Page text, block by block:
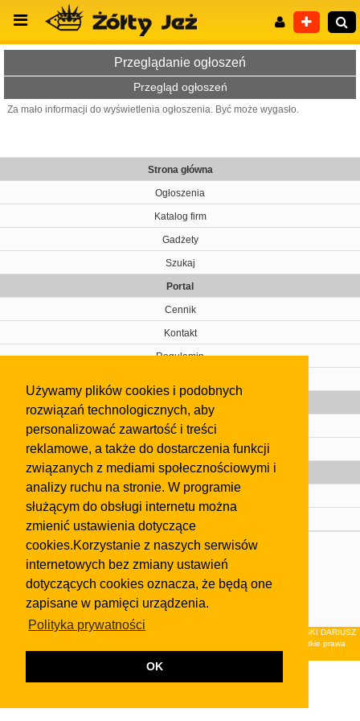
Używamy plików cookies i podobnych
rozwiązań technologicznych, aby
personalizować zawartość i treści
reklamowe, a także do dostarczenia funkcji
związanych z mediami społecznościowymi i
analizy ruchu na stronie. W programie
służącym do obsługi internetu można
zmienić ustawienia dotyczące
cookies.Korzystanie z naszych serwisów
internetowych bez zmiany ustawień
dotyczących cookies oznacza, że będą one
zapisane w pamięci urządzenia.
Polityka prywatności
OK
Przeglądanie ogłoszeń
Przegląd ogłoszeń
Za mało informacji do wyświetlenia ogłoszenia. Być może wygasło.
Strona główna
Ogłoszenia
Katalog firm
Gadżety
Szukaj
Portal
Cennik
Kontakt
Regulamin
Gazeta
Olkusz
Kontakt
Strefa dla biznesu
Biura nieruchomości
Dealerzy i autokomisy
Skontaktuj się z nami
regulaminuiPolityki Prywatności.
Klauzula FB
© 2026Wydawnictwo NEON sp. z o.o. (dawniej: FIRMA NEON MAREK KLUCZEWSKI DARIUSZ
KRAWCZYK s.c.) z siedzibą w Olkuszu, ul.Żuradzka 15, 32-300 Olkusz . Wszystkie prawa